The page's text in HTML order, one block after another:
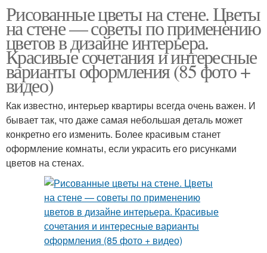
Рисованные цветы на стене. Цветы
на стене — советы по применению
цветов в дизайне интерьера.
Красивые сочетания и интересные
варианты оформления (85 фото +
видео)
Как известно, интерьер квартиры всегда очень важен. И
бывает так, что даже самая небольшая деталь может
конкретно его изменить. Более красивым станет
оформление комнаты, если украсить его рисунками
цветов на стенах.